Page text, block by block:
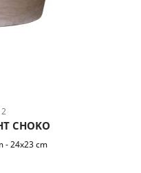
CHOKO
-24x23 cm